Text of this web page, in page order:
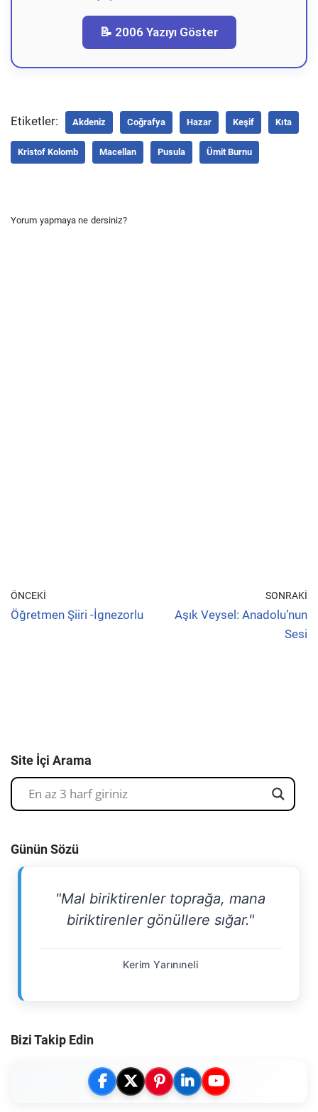
📝 2006 Yazıyı Göster
Etiketler: Akdeniz Coğrafya Hazar Keşif Kıta
Kristof Kolomb Macellan Pusula Ümit Burnu
Yorum yapmaya ne dersiniz?
ÖNCEKI
Öğretmen Şiiri -İgnezorlu
SONRAKI
Aşık Veysel: Anadolu’nun
Sesi
Site İçi Arama
Günün Sözü
"Mal biriktirenler toprağa, mana
biriktirenler gönüllere sığar."
Kerim Yarınıneli
Bizi Takip Edin